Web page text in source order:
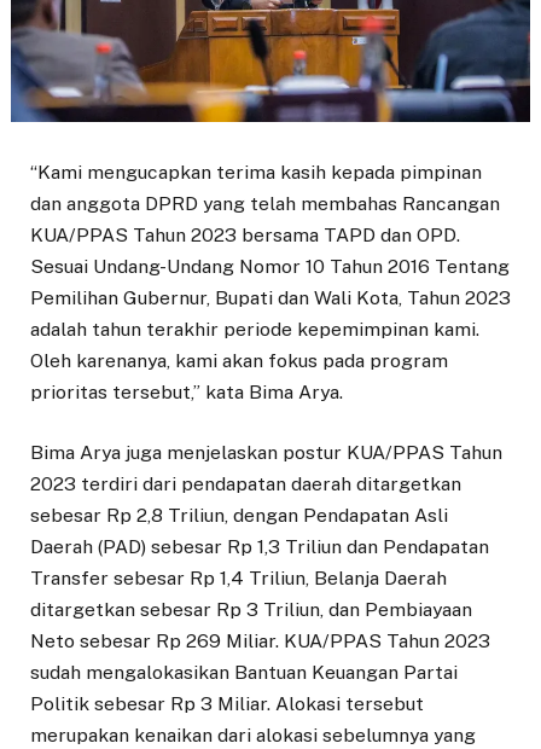
“Kami mengucapkan terima kasih kepada pimpinan
dan anggota DPRD yang telah membahas Rancangan
KUA/PPAS Tahun 2023 bersama TAPD dan OPD.
Sesuai Undang-Undang Nomor 10 Tahun 2016 Tentang
Pemilihan Gubernur, Bupati dan Wali Kota, Tahun 2023
adalah tahun terakhir periode kepemimpinan kami.
Oleh karenanya, kami akan fokus pada program
prioritas tersebut,” kata Bima Arya.
Bima Arya juga menjelaskan postur KUA/PPAS Tahun
2023 terdiri dari pendapatan daerah ditargetkan
sebesar Rp 2,8 Triliun, dengan Pendapatan Asli
Daerah (PAD) sebesar Rp 1,3 Triliun dan Pendapatan
Transfer sebesar Rp 1,4 Triliun, Belanja Daerah
ditargetkan sebesar Rp 3 Triliun, dan Pembiayaan
Neto sebesar Rp 269 Miliar. KUA/PPAS Tahun 2023
sudah mengalokasikan Bantuan Keuangan Partai
Politik sebesar Rp 3 Miliar. Alokasi tersebut
merupakan kenaikan dari alokasi sebelumnya yang